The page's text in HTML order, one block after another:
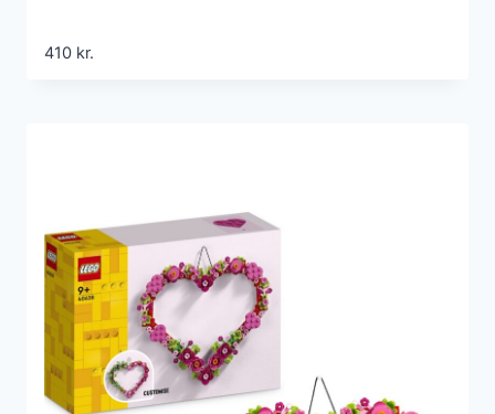
410 kr.